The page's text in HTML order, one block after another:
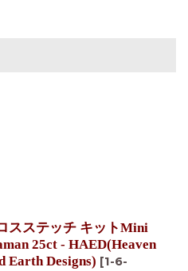
スステッチ キットMini
25ct - HAED(Heaven
Earth Designs) [1-6-